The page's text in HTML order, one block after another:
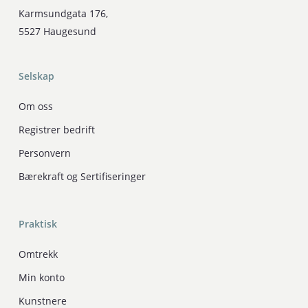
Karmsundgata 176,
5527 Haugesund
Selskap
Om oss
Registrer bedrift
Personvern
Bærekraft og Sertifiseringer
Praktisk
Omtrekk
Min konto
Kunstnere